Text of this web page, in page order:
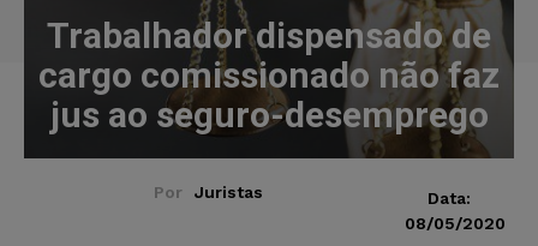
Trabalhador dispensado de
cargo comissionado não faz
jus ao seguro-desemprego
Por Juristas
Data:
08/05/2020